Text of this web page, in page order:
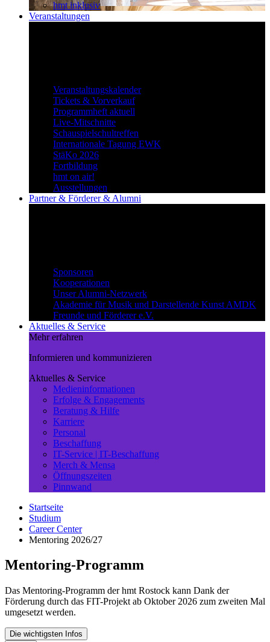
hmt inklusiv
Veranstaltungen
Veranstaltungskalender
Tickets & Vorverkauf
Programmheft aktuell
Live-Mitschnitte
Schauspielschultreffen
Internationale Tagung EWK
StäKo 2026
Fortbildung
hmt on air!
Ausstellungen
Partner & Förderer & Alumni
Sponsoren
Kooperationen
Unser Alumni-Netzwerk
Akademie für Musik und Darstellende Kunst AMDK
Freunde und Förderer e.V.
Aktuelles & Service
Mehr erfahren
Informieren und kommunizieren
Aktuelles & Service
Medieninformationen
Erfolge & Engagements
Beratung & Hilfe
Karriere
Personal
Beschaffung
IT-Service | IT-Beschaffung
Merch & Mensa
Öffnungszeiten
Pinnwand
Startseite
Studium
Career Center
Mentoring 2026/27
Mentoring-Programm
Das Mentoring-Programm der hmt Rostock kann Dank der
Förderung durch das FIT-Projekt ab Oktober 2026 zum zweiten Mal
umgesetzt werden.
Die wichtigsten Infos